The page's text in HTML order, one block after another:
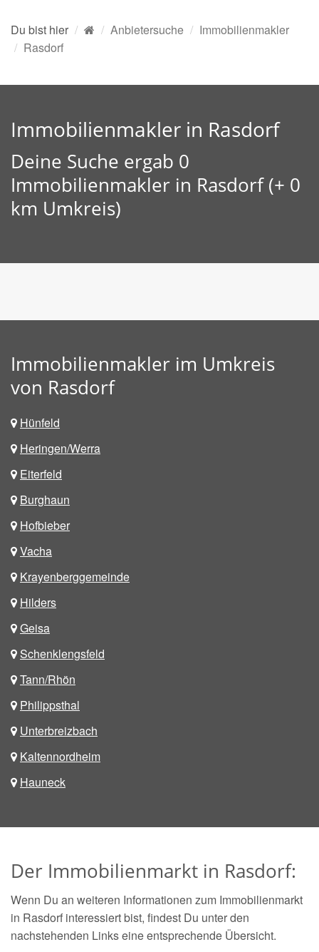
Du bist hier Anbietersuche
Immobilienmakler
Rasdorf
Immobilienmakler in Rasdorf
Deine Suche ergab 0
Immobilienmakler in Rasdorf (+ 0
km Umkreis)
Immobilienmakler im Umkreis
von Rasdorf
Hünfeld
Heringen/Werra
Eiterfeld
Burghaun
Hofbieber
Vacha
Krayenberggemeinde
Hilders
Geisa
Schenklengsfeld
Tann/Rhön
Philippsthal
Unterbreizbach
Kaltennordheim
Hauneck
Der Immobilienmarkt in Rasdorf:
Wenn Du an weiteren Informationen zum Immobilienmarkt
in Rasdorf interessiert bist, findest Du unter den
nachstehenden Links eine entsprechende Übersicht.